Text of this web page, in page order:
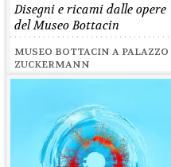
Disegni e ricami dalle opere
del Museo Bottacin
MUSEO BOTTACIN A PALAZZO
ZUCKERMANN